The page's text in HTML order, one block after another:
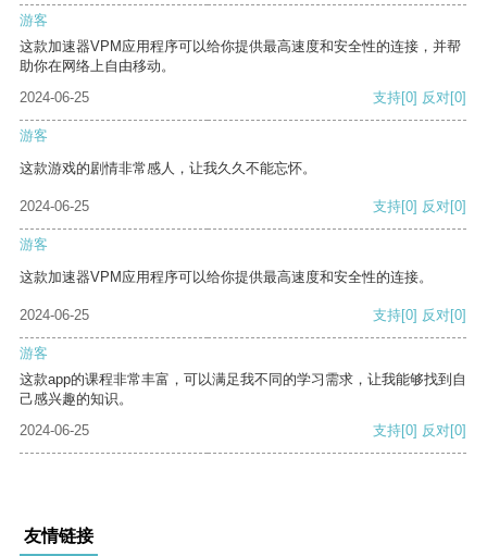
游客
这款加速器VPM应用程序可以给你提供最高速度和安全性的连接，并帮
助你在网络上自由移动。
2024-06-25
支持[0] 反对[0]
游客
这款游戏的剧情非常感人，让我久久不能忘怀。
2024-06-25 支持[0] 反对[0]
游客
这款加速器VPM应用程序可以给你提供最高速度和安全性的连接。
2024-06-25 支持[0] 反对[0]
游客
这款app的课程非常丰富，可以满足我不同的学习需求，让我能够找到自
己感兴趣的知识。
2024-06-25
支持[0] 反对[0]
友情链接